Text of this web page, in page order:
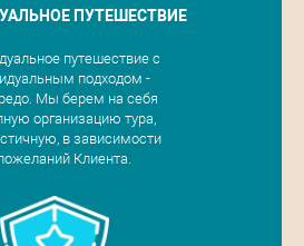
ПУТЕШЕСТВИЕ
путешествие с
подходом -
Мы берем на себя
организацию тура,
в зависимости
Клиента.